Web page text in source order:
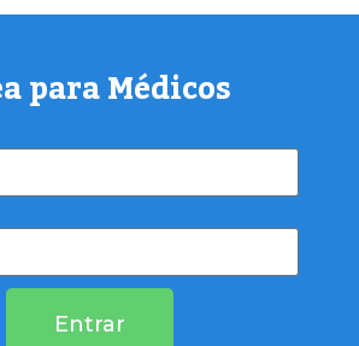
para Médicos
Entrar